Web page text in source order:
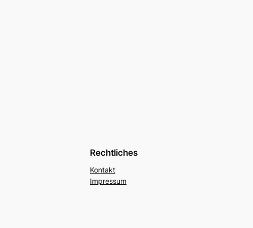
Rechtliches
Kontakt
Impressum